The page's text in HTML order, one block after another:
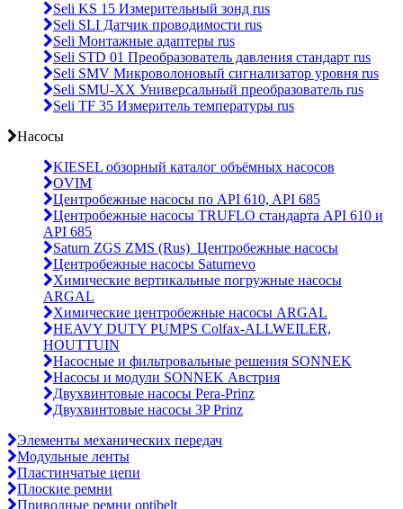
Seli KS 15 Измерительный зонд rus
Seli SLI Датчик проводимости rus
Seli Монтажные адаптеры rus
Seli STD 01 Преобразователь давления стандарт rus
Seli SMV Микроволоновый сигнализатор уровня rus
Seli SMU-ХХ Универсальный преобразователь rus
Seli TF 35 Измеритель температуры rus
Насосы
KIESEL обзорный каталог объёмных насосов
OVIM
Центробежные насосы по API 610, API 685
Центробежные насосы TRUFLO стандарта API 610 и
API 685
Saturn ZGS ZMS (Rus)_Центробежные насосы
Центробежные насосы Saturnevo
Химические вертикальные погружные насосы
ARGAL
Химические центробежные насосы ARGAL
HEAVY DUTY PUMPS Colfax-ALLWEILER,
HOUTTUIN
Насосные и фильтровальные решения SONNEK
Насосы и модули SONNEK Австрия
Двухвинтовые насосы Pera-Prinz
Двухвинтовые насосы 3P Prinz
Элементы механических передач
Модульные ленты
Пластинчатые цепи
Плоские ремни
Приводные ремни optibelt